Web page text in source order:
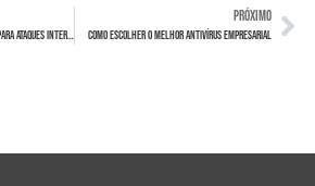
Antivírus corporativo: solução para ataques internos
PRÓXIMO
Como escolher o melhor Antivírus Empresarial